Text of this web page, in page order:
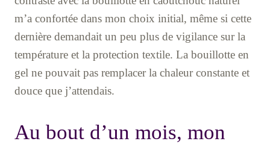
m’a confortée dans mon choix initial, même si cette
dernière demandait un peu plus de vigilance sur la
température et la protection textile. La bouillotte en
gel ne pouvait pas remplacer la chaleur constante et
douce que j’attendais.
Au bout d’un mois, mon